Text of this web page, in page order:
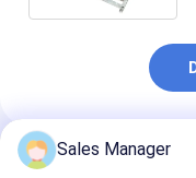
Geadviseerde
Sales Manager